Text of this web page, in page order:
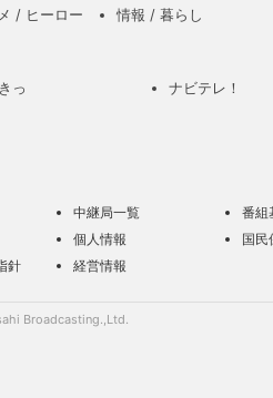
/ ヒーロー 情報 / 暮らし
っ
ナビテレ！
中継局一覧
番組
個人情報
国民
針 経営情報
Broadcasting.,Ltd.